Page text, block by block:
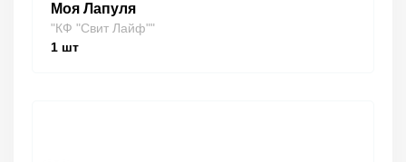
Моя Лапуля
"КФ "Свит Лайф""
1 шт